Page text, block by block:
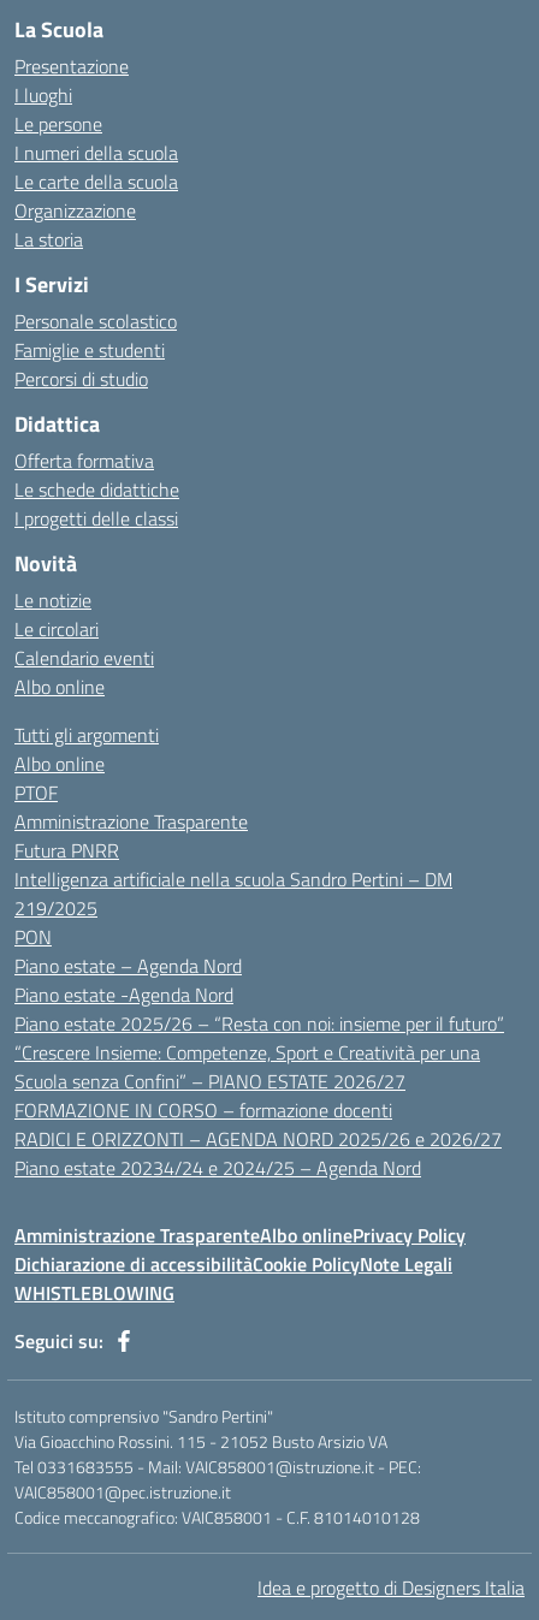
La Scuola
Presentazione
I luoghi
Le persone
I numeri della scuola
Le carte della scuola
Organizzazione
La storia
I Servizi
Personale scolastico
Famiglie e studenti
Percorsi di studio
Didattica
Offerta formativa
Le schede didattiche
I progetti delle classi
Novità
Le notizie
Le circolari
Calendario eventi
Albo online
Tutti gli argomenti
Albo online
PTOF
Amministrazione Trasparente
Futura PNRR
Intelligenza artificiale nella scuola Sandro Pertini – DM
219/2025
PON
Piano estate – Agenda Nord
Piano estate -Agenda Nord
Piano estate 2025/26 – “Resta con noi: insieme per il futuro”
“Crescere Insieme: Competenze, Sport e Creatività per una
Scuola senza Confini” – PIANO ESTATE 2026/27
FORMAZIONE IN CORSO – formazione docenti
RADICI E ORIZZONTI – AGENDA NORD 2025/26 e 2026/27
Piano estate 20234/24 e 2024/25 – Agenda Nord
Amministrazione TrasparenteAlbo onlinePrivacy Policy
Dichiarazione di accessibilitàCookie PolicyNote Legali
WHISTLEBLOWING
Seguici su:
Istituto comprensivo "Sandro Pertini"
Via Gioacchino Rossini. 115 - 21052 Busto Arsizio VA
Tel 0331683555 - Mail: VAIC858001@istruzione.it - PEC:
VAIC858001@pec.istruzione.it
Codice meccanografico: VAIC858001 - C.F. 81014010128
Idea e progetto di Designers Italia